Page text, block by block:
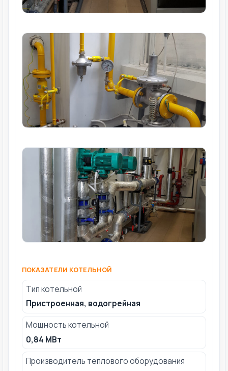
ПОКАЗАТЕЛИ КОТЕЛЬНОЙ
Тип котельной
Пристроенная, водогрейная
Мощность котельной
0,84 МВт
Производитель теплового оборудования